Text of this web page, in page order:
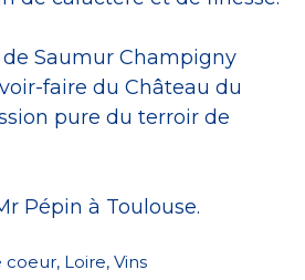
Saumur Champigny
faire du Château du
pure du terroir de
Pépin à Toulouse.
coeur, Loire, Vins